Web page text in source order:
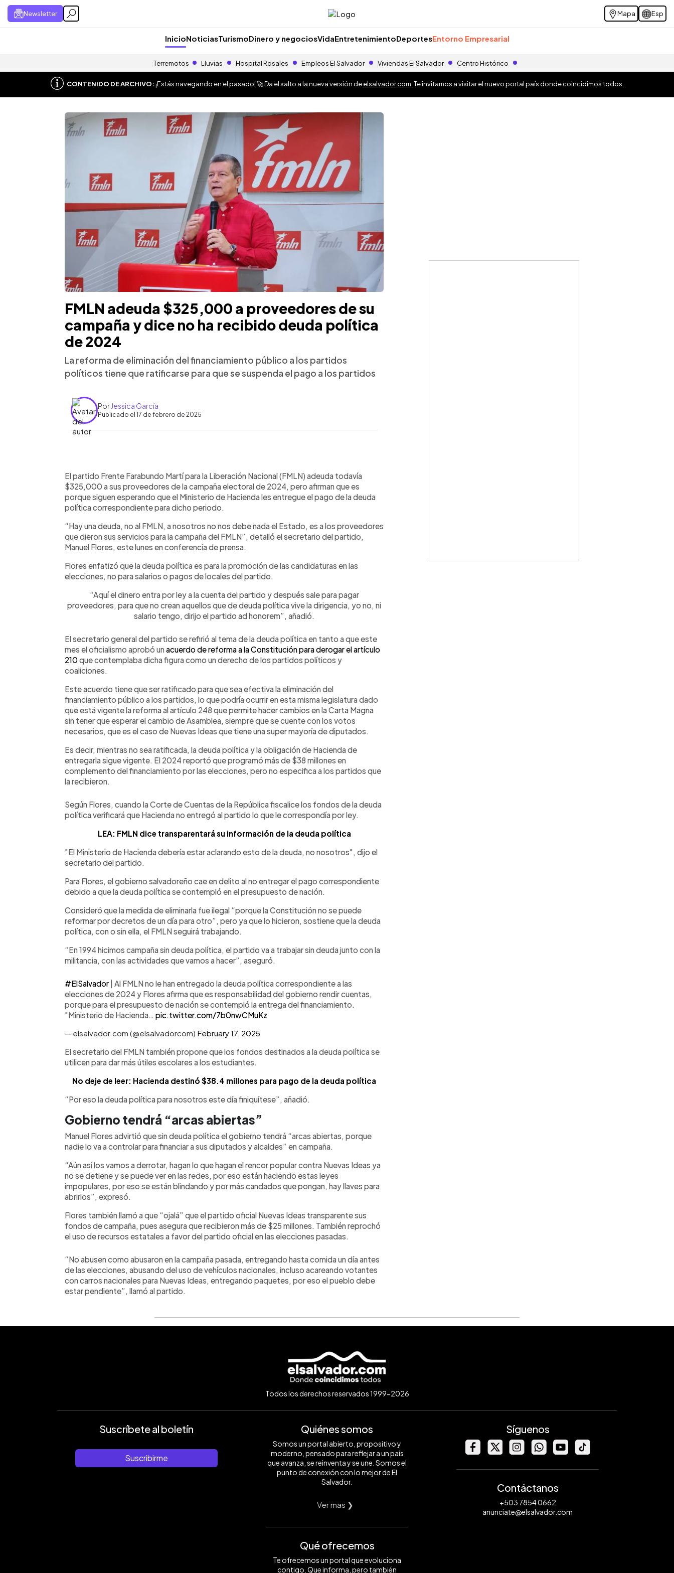
Newsletter Mapa Esp
InicioNoticiasTurismoDinero y negociosVidaEntretenimientoDeportesEntorno Empresarial
Terremotos Lluvias Hospital Rosales Empleos El Salvador Viviendas El Salvador Centro Histórico
CONTENIDO DE ARCHIVO:¡Estás navegando en el pasado! 🚀 Da el salto a la nueva versión deelsalvador.com . Te invitamos a visitar el nuevo portal país donde coincidimos todos.
FMLN adeuda $325,000 a proveedores de su
campaña y dice no ha recibido deuda política
de 2024
La reforma de eliminación del financiamiento público a los partidos
políticos tiene que ratificarse para que se suspenda el pago a los partidos
Por Jessica García
Publicado el 17 de febrero de 2025
► Escuchar artículo
El partido Frente Farabundo Martí para la Liberación Nacional (FMLN) adeuda todavía
$325,000 a sus proveedores de la campaña electoral de 2024, pero afirman que es
porque siguen esperando que el Ministerio de Hacienda les entregue el pago de la deuda
política correspondiente para dicho periodo.
“Hay una deuda, no al FMLN, a nosotros no nos debe nada el Estado, es a los proveedores
que dieron sus servicios para la campaña del FMLN”, detalló el secretario del partido,
Manuel Flores, este lunes en conferencia de prensa.
Flores enfatizó que la deuda política es para la promoción de las candidaturas en las
elecciones, no para salarios o pagos de locales del partido.
“Aquí el dinero entra por ley a la cuenta del partido y después sale para pagar
proveedores, para que no crean aquellos que de deuda política vive la dirigencia, yo no, ni
salario tengo, dirijo el partido ad honorem”, añadió.
El secretario general del partido se refirió al tema de la deuda política en tanto a que este
mes el oficialismo aprobó unacuerdo de reforma a la Constitución para derogar el artículo
210que contemplaba dicha figura como un derecho de los partidos políticos y
coaliciones.
Este acuerdo tiene que ser ratificado para que sea efectiva la eliminación del
financiamiento público a los partidos, lo que podría ocurrir en esta misma legislatura dado
que está vigente la reforma al artículo 248 que permite hacer cambios en la Carta Magna
sin tener que esperar el cambio de Asamblea, siempre que se cuente con los votos
necesarios, que es el caso de Nuevas Ideas que tiene una super mayoría de diputados.
Es decir, mientras no sea ratificada, la deuda política y la obligación de Hacienda de
entregarla sigue vigente. El 2024 reportó que programó más de $38 millones en
complemento del financiamiento por las elecciones, pero no especifica a los partidos que
la recibieron.
Según Flores, cuando la Corte de Cuentas de la República fiscalice los fondos de la deuda
política verificará que Hacienda no entregó al partido lo que le correspondía por ley.
LEA: FMLN dice transparentará su información de la deuda política
"El Ministerio de Hacienda debería estar aclarando esto de la deuda, no nosotros", dijo el
secretario del partido.
Para Flores, el gobierno salvadoreño cae en delito al no entregar el pago correspondiente
debido a que la deuda política se contempló en el presupuesto de nación.
Consideró que la medida de eliminarla fue ilegal “porque la Constitución no se puede
reformar por decretos de un día para otro”, pero ya que lo hicieron, sostiene que la deuda
política, con o sin ella, el FMLN seguirá trabajando.
“En 1994 hicimos campaña sin deuda política, el partido va a trabajar sin deuda junto con la
militancia, con las actividades que vamos a hacer”, aseguró.
#ElSalvador | Al FMLN no le han entregado la deuda política correspondiente a las
elecciones de 2024 y Flores afirma que es responsabilidad del gobierno rendir cuentas,
porque para el presupuesto de nación se contempló la entrega del financiamiento.
"Ministerio de Hacienda… pic.twitter.com/7b0nwCMuKz
— elsalvador.com (@elsalvadorcom) February 17, 2025
El secretario del FMLN también propone que los fondos destinados a la deuda política se
utilicen para dar más útiles escolares a los estudiantes.
No deje de leer: Hacienda destinó $38.4 millones para pago de la deuda política
“Por eso la deuda política para nosotros este día finiquítese”, añadió.
Gobierno tendrá “arcas abiertas”
Manuel Flores advirtió que sin deuda política el gobierno tendrá “arcas abiertas, porque
nadie lo va a controlar para financiar a sus diputados y alcaldes” en campaña.
“Aún así los vamos a derrotar, hagan lo que hagan el rencor popular contra Nuevas Ideas ya
no se detiene y se puede ver en las redes, por eso están haciendo estas leyes
impopulares, por eso se están blindando y por más candados que pongan, hay llaves para
abrirlos”, expresó.
Flores también llamó a que “ojalá” que el partido oficial Nuevas Ideas transparente sus
fondos de campaña, pues asegura que recibieron más de $25 millones. También reprochó
el uso de recursos estatales a favor del partido oficial en las elecciones pasadas.
“No abusen como abusaron en la campaña pasada, entregando hasta comida un día antes
de las elecciones, abusando del uso de vehículos nacionales, incluso acareando votantes
con carros nacionales para Nuevas Ideas, entregando paquetes, por eso el pueblo debe
estar pendiente”, llamó al partido.
Todos los derechos reservados 1999-2026
Suscríbete al boletín
Suscribirme
Quiénes somos
Somos un portal abierto, propositivo y
moderno, pensado para reflejar a un país
que avanza, se reinventa y se une. Somos el
punto de conexión con lo mejor de El
Salvador.
Ver mas ❯
Qué ofrecemos
Te ofrecemos un portal que evoluciona
contigo. Que informa, pero también
Síguenos
Contáctanos
+503 7854 0662
anunciate@elsalvador.com